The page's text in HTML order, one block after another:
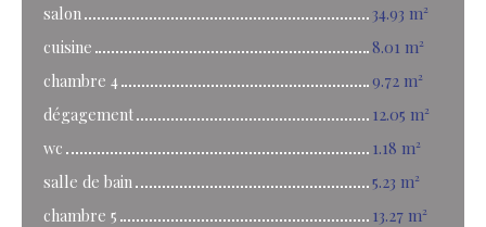
salon
34.93 m²
cuisine
8.01 m²
chambre 4
9.72 m²
dégagement
12.05 m²
wc
1.18 m²
salle de bain
5.23 m²
chambre 5
13.27 m²